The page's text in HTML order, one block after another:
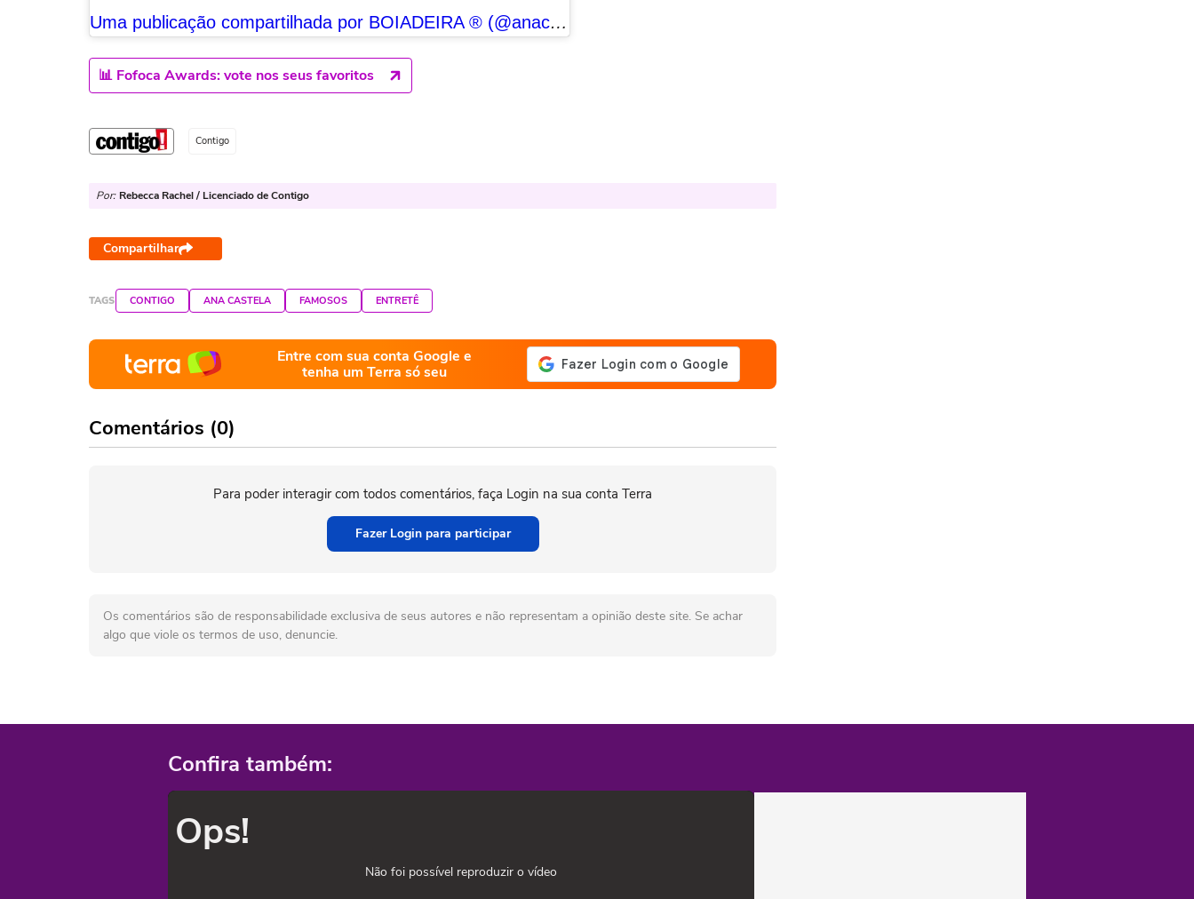
Uma publicação compartilhada por BOIADEIRA ® (@anacastelacantora)
📊 Fofoca Awards: vote nos seus favoritos
Contigo
Por: Rebecca Rachel / Licenciado de Contigo
Compartilhar
TAGS CONTIGO ANA CASTELA FAMOSOS ENTRETÊ
Entre com sua conta Google e
tenha um Terra só seu
Comentários (0)
Para poder interagir com todos comentários, faça Login na sua conta Terra
Fazer Login para participar
Os comentários são de responsabilidade exclusiva de seus autores e não representam a opinião deste site. Se achar
algo que viole os termos de uso, denuncie.
Confira também:
Ops!
Não foi possível reproduzir o vídeo